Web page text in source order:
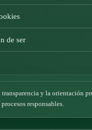
de ser
y la orientación
responsables.